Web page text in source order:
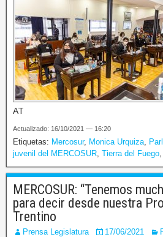
AT
Actualizado: 16/10/2021 — 16:20
Etiquetas: Mercosur, Monica Urquiza
juvenil del MERCOSUR Tierra del Fuego
MERCOSUR: “Tenemos
para decir desde nuestra
Trentino
Prensa Legislatura 17/06/2021